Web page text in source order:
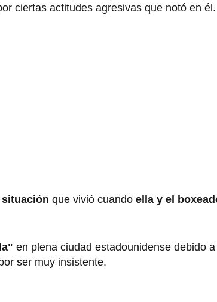
ciertas actitudes agresivas que notó en él.
situación que vivió cuando ella y el
en plena ciudad estadounidense debido
ser muy insistente.